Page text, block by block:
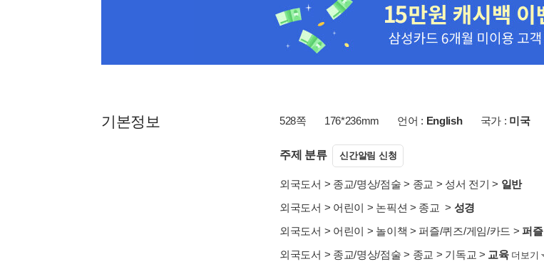
기본정보 528쪽 176*236mm 언어 : English 국가 : 미국
주제 분류 신간알림 신청
외국도서 > 종교/명상/점술 > 종교 > 성서 전기 > 일반
외국도서 > 어린이 > 논픽션 > 종교 > 성경
외국도서 > 어린이 > 놀이책 > 퍼즐/퀴즈/게임/카드 >퍼즐
외국도서 > 종교/명상/점술 > 종교 > 기독교 > 교육 더보기